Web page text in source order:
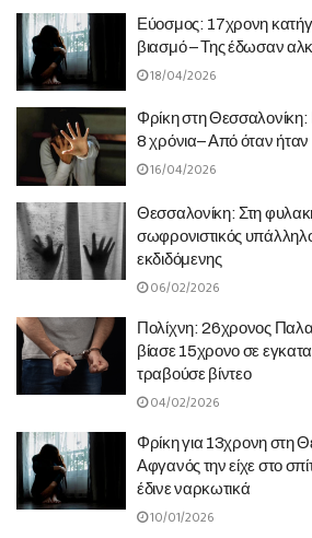
Εύοσμος: 17χρονη
βιασμό – Της έδωσαν
18/04/2026
Φρίκη στη Θεσσαλονίκη:
8 χρόνια– Από όταν
16/04/2026
Θεσσαλονίκη: Στη
σωφρονιστικός
εκδιδόμενης
06/02/2026
Πολίχνη: 26χρονος
βίασε 15χρονο σε
τραβούσε βίντεο
04/02/2026
Φρίκη για 13χρονη στη
Αφγανός την είχε στο
έδινε ναρκωτικά
10/01/2026